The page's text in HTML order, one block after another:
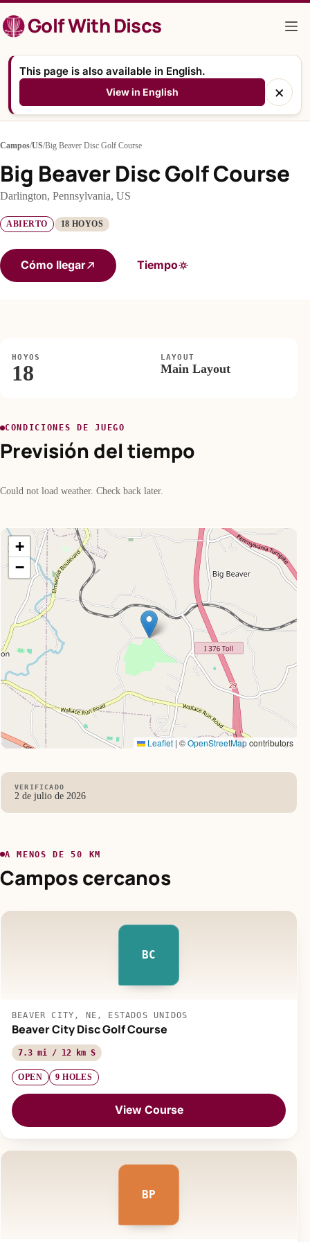
al
contenidoGolf With Discs
This page is also available in English.
View in English ×
Campos/US/Big Beaver Disc Golf Course
Big Beaver Disc Golf Course
Darlington, Pennsylvania, US
ABIERTO 18 HOYOS
Cómo llegar Tiempo
HOYOS
18
LAYOUT
Main Layout
CONDICIONES DE JUEGO
Previsión del tiempo
Could not load weather. Check back later.
+
−
Leaflet | ©OpenStreetMapcontributors
VERIFICADO
2 de julio de 2026
A MENOS DE 50 KM
Campos cercanos
BC
BEAVER CITY, NE, ESTADOS UNIDOS
Beaver City Disc Golf Course
7.3 mi / 12 km S
OPEN 9 HOLES
View Course
BP